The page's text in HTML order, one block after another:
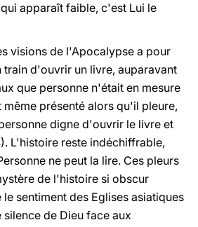
apparaît faible, c'est Lui le
visions de l'Apocalypse a pour
train d'ouvrir un livre, auparavant
que personne n'était en mesure
présenté alors qu'il pleure,
digne d'ouvrir le livre et
L'histoire reste indéchiffrable,
ne peut la lire. Ces pleurs
de l'histoire si obscur
sentiment des Eglises asiatiques
de Dieu face aux